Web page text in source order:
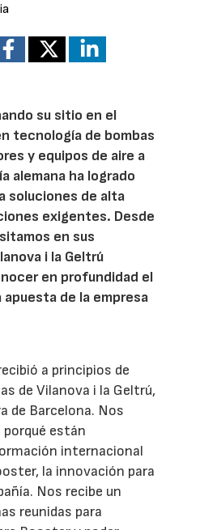
su sitio en el
tecnología de bombas
y equipos de aire a
alemana ha logrado
soluciones de alta
exigentes. Desde
en sus
i la Geltrú
en profundidad el
de la empresa
a principios de
de Vilanova i la Geltrú,
de Barcelona. Nos
están
internacional
la innovación para
Nos recibe un
reunidas para